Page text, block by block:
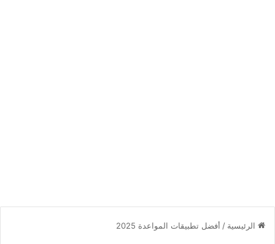
الرئيسية / أفضل تطبيقات المواعدة 2025